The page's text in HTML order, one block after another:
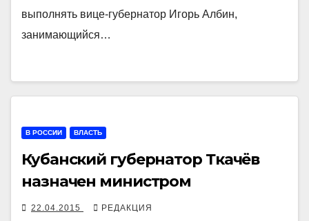
выполнять вице-губернатор Игорь Албин,
занимающийся…
В РОССИИ ВЛАСТЬ
Кубанский губернатор Ткачёв
назначен министром
22.04.2015 РЕДАКЦИЯ